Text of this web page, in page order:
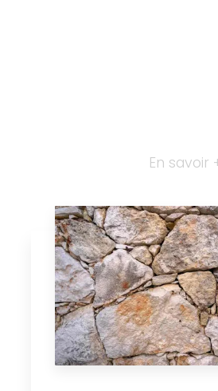
En savoir